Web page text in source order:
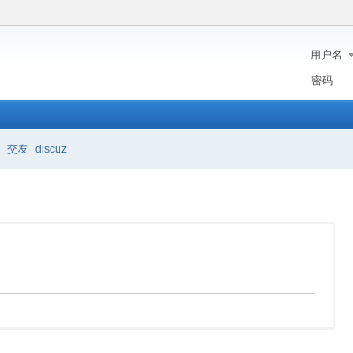
用户名
密码
交友 discuz